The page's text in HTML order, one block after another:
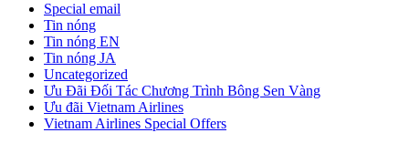
Special email
Tin nóng
Tin nóng EN
Tin nóng JA
Uncategorized
Ưu Đãi Đối Tác Chương Trình Bông Sen Vàng
Ưu đãi Vietnam Airlines
Vietnam Airlines Special Offers